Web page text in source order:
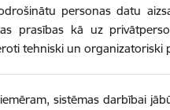
personas datu
prasības kā uz
tehniski un organizatoriski
sistēmas darbībai